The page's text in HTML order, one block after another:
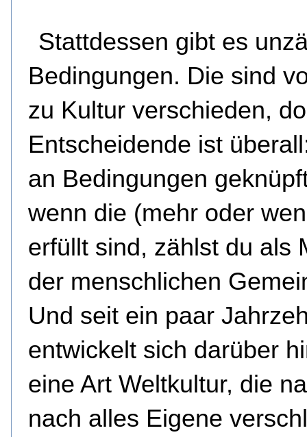
Stattdessen gibt es
Bedingungen. Die sind
zu Kultur verschieden,
Entscheidende ist
an Bedingungen
wenn die (mehr oder
erfüllt sind, zählst du als
der menschlichen
Und seit ein paar
entwickelt sich darüber
eine Art Weltkultur, die
nach alles Eigene